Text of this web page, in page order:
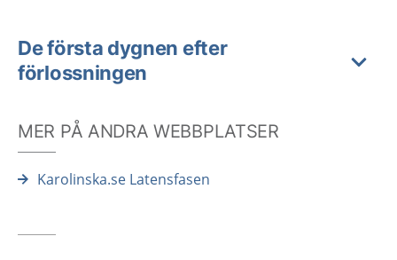
De första dygnen efter
förlossningen
MER PÅ ANDRA WEBBPLATSER
Karolinska.se Latensfasen